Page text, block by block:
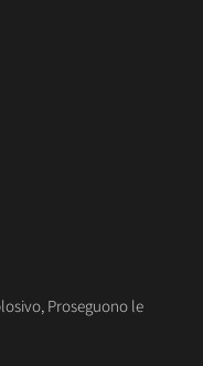
Proseguono le